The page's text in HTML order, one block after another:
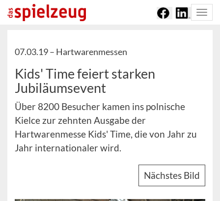
07.03.19 – Hartwarenmessen
Kids' Time feiert starken
Jubiläumsevent
Über 8200 Besucher kamen ins polnische
Kielce zur zehnten Ausgabe der
Hartwarenmesse Kids' Time, die von Jahr zu
Jahr internationaler wird.
Nächstes Bild